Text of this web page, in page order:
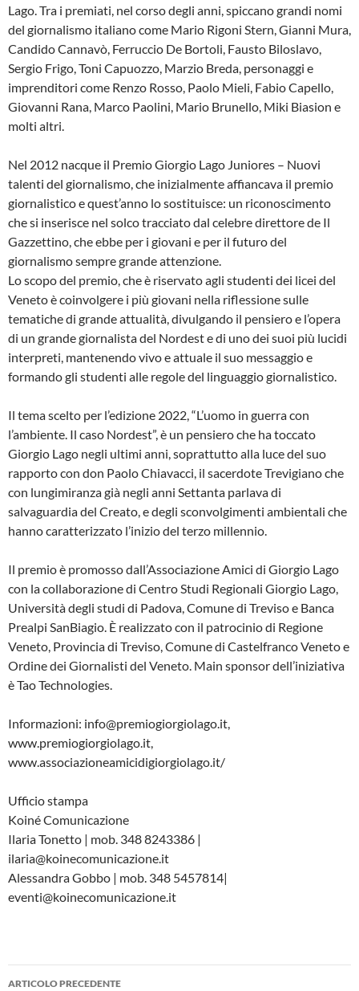
Lago. Tra i premiati, nel corso degli anni, spiccano grandi nomi
del giornalismo italiano come Mario Rigoni Stern, Gianni Mura,
Candido Cannavò, Ferruccio De Bortoli, Fausto Biloslavo,
Sergio Frigo, Toni Capuozzo, Marzio Breda, personaggi e
imprenditori come Renzo Rosso, Paolo Mieli, Fabio Capello,
Giovanni Rana, Marco Paolini, Mario Brunello, Miki Biasion e
molti altri.
Nel 2012 nacque il Premio Giorgio Lago Juniores – Nuovi
talenti del giornalismo, che inizialmente affiancava il premio
giornalistico e quest’anno lo sostituisce: un riconoscimento
che si inserisce nel solco tracciato dal celebre direttore de Il
Gazzettino, che ebbe per i giovani e per il futuro del
giornalismo sempre grande attenzione.
Lo scopo del premio, che è riservato agli studenti dei licei del
Veneto è coinvolgere i più giovani nella riflessione sulle
tematiche di grande attualità, divulgando il pensiero e l’opera
di un grande giornalista del Nordest e di uno dei suoi più lucidi
interpreti, mantenendo vivo e attuale il suo messaggio e
formando gli studenti alle regole del linguaggio giornalistico.
Il tema scelto per l’edizione 2022, “L’uomo in guerra con
l’ambiente. Il caso Nordest”, è un pensiero che ha toccato
Giorgio Lago negli ultimi anni, soprattutto alla luce del suo
rapporto con don Paolo Chiavacci, il sacerdote Trevigiano che
con lungimiranza già negli anni Settanta parlava di
salvaguardia del Creato, e degli sconvolgimenti ambientali che
hanno caratterizzato l’inizio del terzo millennio.
Il premio è promosso dall’Associazione Amici di Giorgio Lago
con la collaborazione di Centro Studi Regionali Giorgio Lago,
Università degli studi di Padova, Comune di Treviso e Banca
Prealpi SanBiagio. È realizzato con il patrocinio di Regione
Veneto, Provincia di Treviso, Comune di Castelfranco Veneto e
Ordine dei Giornalisti del Veneto. Main sponsor dell’iniziativa
è Tao Technologies.
Informazioni: info@premiogiorgiolago.it,
www.premiogiorgiolago.it,
www.associazioneamicidigiorgiolago.it/
Ufficio stampa
Koiné Comunicazione
Ilaria Tonetto | mob. 348 8243386 |
ilaria@koinecomunicazione.it
Alessandra Gobbo | mob. 348 5457814|
eventi@koinecomunicazione.it
Navigazione
ARTICOLO PRECEDENTE